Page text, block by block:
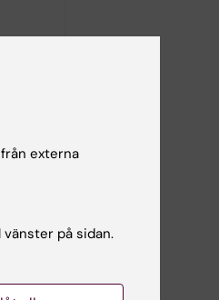
externa
på sidan.